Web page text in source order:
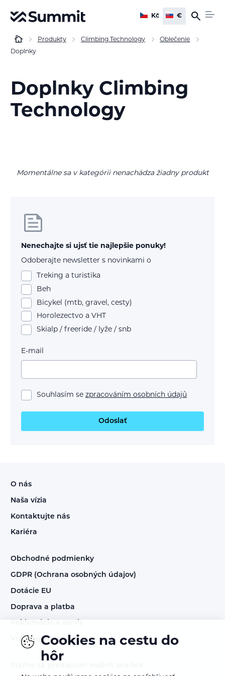
Kč €
Produkty Climbing Technology
Oblečenie
Doplnky
Doplnky Climbing
Technology
Momentálne sa v kategórii nenachádza žiadny produkt
Nenechajte si ujsť tie najlepšie ponuky!
Odoberajte newsletter s novinkami o
Treking a turistika
Beh
Bicykel (mtb, gravel, cesty)
Horolezectvo a VHT
Skialp / freeride / lyže / snb
E-mail
Souhlasím se zpracováním osobních údajů
Odoslať
O nás
Naša vízia
Kontaktujte nás
Kariéra
Obchodné podmienky
GDPR (Ochrana osobných údajov)
Dotácie EU
Doprava a platba
Vrátenie tovaruCookies na cestu do
hôr